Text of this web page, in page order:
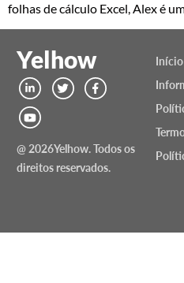
folhas de cálculo Excel, Alex é
Yelhow
@ 2026Yelhow. Todos os
direitos reservados.
Início